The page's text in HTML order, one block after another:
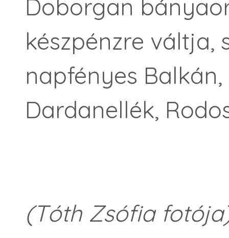
Doborgan
készpénzre váltja,
napfényes Balkán,
Dardanellék,
(Tóth Zsófia